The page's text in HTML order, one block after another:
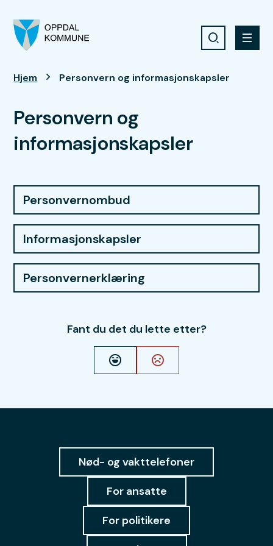
Søk Meny
Du er her:
Hjem Personvern og informasjonskapsler
Personvern og
informasjonskapsler
Personvernombud
Informasjonskapsler
Personvernerklæring
Fant du det du lette etter?
Ja Nei
Nød- og vakttelefoner
For ansatte
For politikere